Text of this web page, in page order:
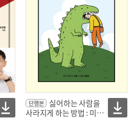
단행본
싫어하는 사람을
사라지게 하는 방법 : 미움